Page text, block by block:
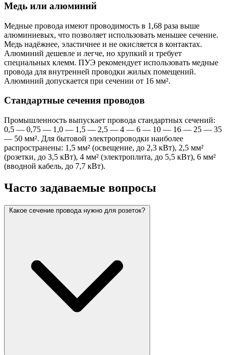
Медь или алюминий
Медные провода имеют проводимость в 1,68 раза выше
алюминиевых, что позволяет использовать меньшее сечение.
Медь надёжнее, эластичнее и не окисляется в контактах.
Алюминий дешевле и легче, но хрупкий и требует
специальных клемм. ПУЭ рекомендует использовать медные
провода для внутренней проводки жилых помещений.
Алюминий допускается при сечении от 16 мм².
Стандартные сечения проводов
Промышленность выпускает провода стандартных сечений:
0,5 — 0,75 — 1,0 — 1,5 — 2,5 — 4 — 6 — 10 — 16 — 25 — 35
— 50 мм². Для бытовой электропроводки наиболее
распространены: 1,5 мм² (освещение, до 2,3 кВт), 2,5 мм²
(розетки, до 3,5 кВт), 4 мм² (электроплита, до 5,5 кВт), 6 мм²
(вводной кабель, до 7,7 кВт).
Часто задаваемые вопросы
Какое сечение провода нужно для розеток?